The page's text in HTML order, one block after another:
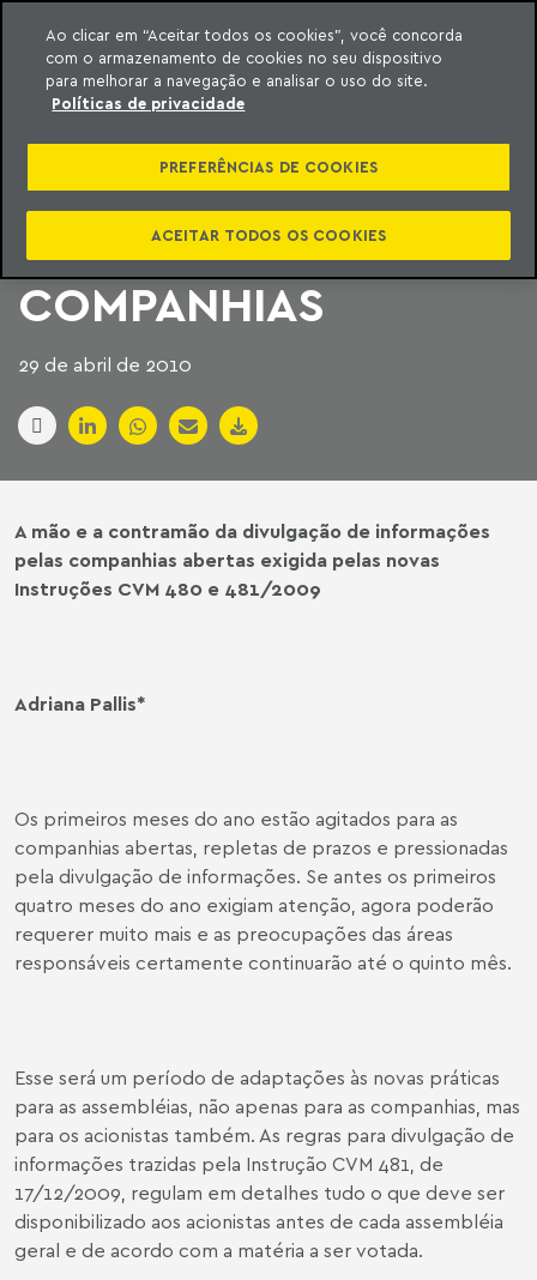
o conteúdo
Machado Meyer
NOVAS REGRAS DA
CVM EXIGEM MAIS
INFORMAÇÕES DAS
COMPANHIAS
29 de abril de 2010
A mão e a contramão da divulgação de informações
pelas companhias abertas exigida pelas novas
Instruções CVM 480 e 481/2009
Adriana Pallis*
Os primeiros meses do ano estão agitados para as
companhias abertas, repletas de prazos e pressionadas
pela divulgação de informações. Se antes os primeiros
quatro meses do ano exigiam atenção, agora poderão
requerer muito mais e as preocupações das áreas
responsáveis certamente continuarão até o quinto mês.
Esse será um período de adaptações às novas práticas
para as assembléias, não apenas para as companhias, mas
para os acionistas também. As regras para divulgação de
informações trazidas pela Instrução CVM 481, de
17/12/2009, regulam em detalhes tudo o que deve ser
disponibilizado aos acionistas antes de cada assembléia
geral e de acordo com a matéria a ser votada.
Ao clicar em “Aceitar todos os cookies”, você concorda
com o armazenamento de cookies no seu dispositivo
para melhorar a navegação e analisar o uso do site.
Políticas de privacidade
PREFERÊNCIAS DE COOKIES
ACEITAR TODOS OS COOKIES